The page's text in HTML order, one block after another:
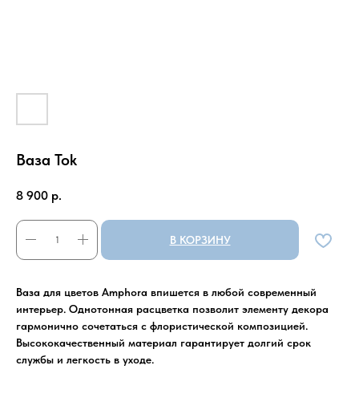
Ваза Tok
8 900 р.
В КОРЗИНУ
Ваза для цветов Amphora впишется в любой современный
интерьер. Однотонная расцветка позволит элементу декора
гармонично сочетаться с флористической композицией.
Высококачественный материал гарантирует долгий срок
службы и легкость в уходе.